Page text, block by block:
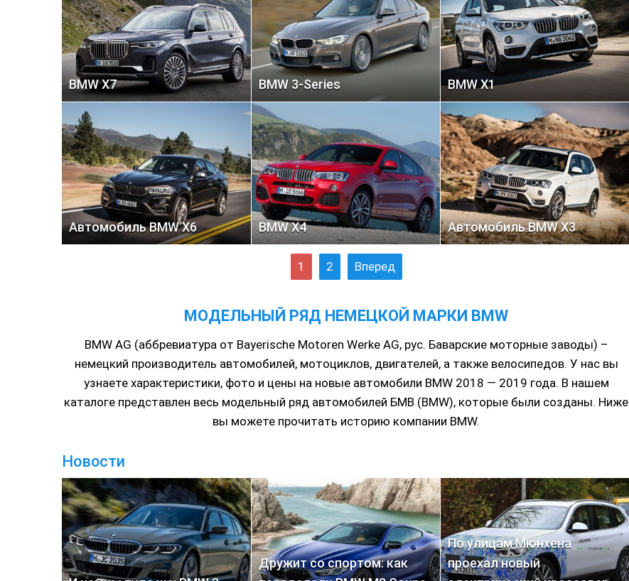
BMW X7 BMW 3-Series BMW X1
Автомобиль BMW X6 BMW X4 Автомобиль BMW X3
1 2 Вперед
МОДЕЛЬНЫЙ РЯД НЕМЕЦКОЙ МАРКИ BMW
BMW AG (аббревиатура от Bayerische Motoren Werke AG, рус. Баварские моторные заводы) –
немецкий производитель автомобилей, мотоциклов, двигателей, а также велосипедов. У нас вы
узнаете характеристики, фото и цены на новые автомобили BMW 2018 — 2019 года. В нашем
каталоге представлен весь модельный ряд автомобилей БМВ (BMW), которые были созданы. Ниже
вы можете прочитать историю компании BMW.
Новости
Дружит со спортом: как
По улицам Мюнхена
проехал новый